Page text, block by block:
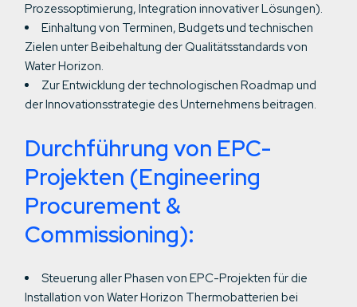
Prozessoptimierung, Integration innovativer Lösungen).
Einhaltung von Terminen, Budgets und technischen
Zielen unter Beibehaltung der Qualitätsstandards von
Water Horizon.
Zur Entwicklung der technologischen Roadmap und
der Innovationsstrategie des Unternehmens beitragen.
Durchführung von EPC-
Projekten (Engineering
Procurement &
Commissioning):
Steuerung aller Phasen von EPC-Projekten für die
Installation von Water Horizon Thermobatterien bei